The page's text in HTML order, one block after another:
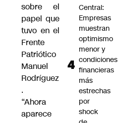
sobre el
papel que
tuvo en el
Frente
Patriótico
Manuel
Rodríguez
.
“Ahora
aparece
Central:
Empresas
muestran
optimismo
menor y
condiciones
financieras
más
estrechas
por
shock